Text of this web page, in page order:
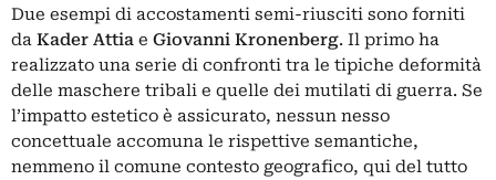
Due esempi di accostamenti semi-riusciti sono forniti
da Kader Attia e Giovanni Kronenberg. Il primo ha
realizzato una serie di confronti tra le tipiche deformità
delle maschere tribali e quelle dei mutilati di guerra. Se
l’impatto estetico è assicurato, nessun nesso
concettuale accomuna le rispettive semantiche,
nemmeno il comune contesto geografico, qui del tutto